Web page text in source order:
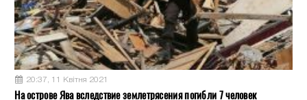
20:37, 11 Квітня 2021
На острове Ява вследствие землетрясения погибли 7 человек